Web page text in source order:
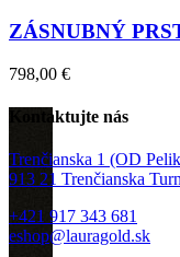
ZÁSNUBNÝ
798,00 €
Kontaktujte nás
Trenčianska 1 (OD
913 21 Trenčianska
+421 917 343 681
eshop@lauragold.sk